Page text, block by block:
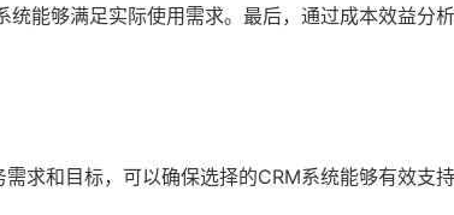
能够满足实际使用需求。最后，通过成本效益分
求和目标，可以确保选择的CRM系统能够有效支